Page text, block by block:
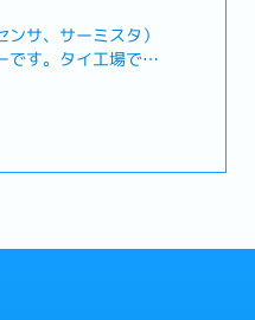
サ、サーミスタ）
です。タイ工場で製
、50％は日本本社
中のポジションは
フポジションで
りまとめ・品質、
クライアント）・出
のサポート（購買・
がメインです）・
※ポジション毎に
合にのみ昇給あ